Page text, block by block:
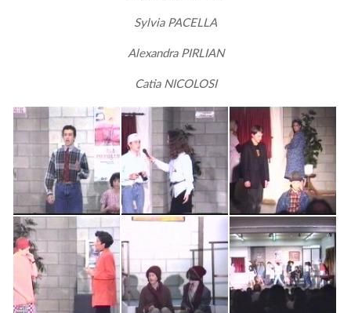
Sylvia PACELLA
Alexandra PIRLIAN
Catia NICOLOSI